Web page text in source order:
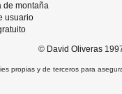
de montaña
usuario
© David Oliveras
propias y de terceros para